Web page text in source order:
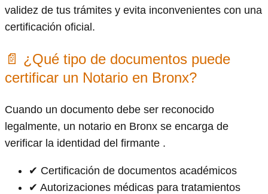
validez de tus trámites y evita inconvenientes con una
certificación oficial.
📄 ¿Qué tipo de documentos puede
certificar un Notario en Bronx?
Cuando un documento debe ser reconocido
legalmente, un notario en Bronx se encarga de
verificar la identidad del firmante .
✔ Certificación de documentos académicos
✔ Autorizaciones médicas para tratamientos